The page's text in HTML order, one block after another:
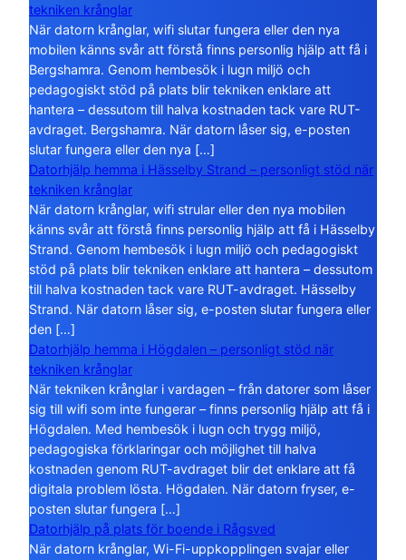
tekniken krånglar
När datorn krånglar, wifi slutar fungera eller den nya
mobilen känns svår att förstå finns personlig hjälp att få i
Bergshamra. Genom hembesök i lugn miljö och
pedagogiskt stöd på plats blir tekniken enklare att
hantera – dessutom till halva kostnaden tack vare RUT-
avdraget. Bergshamra. När datorn låser sig, e-posten
slutar fungera eller den nya […]
Datorhjälp hemma i Hässelby Strand – personligt stöd när
tekniken krånglar
När datorn krånglar, wifi strular eller den nya mobilen
känns svår att förstå finns personlig hjälp att få i Hässelby
Strand. Genom hembesök i lugn miljö och pedagogiskt
stöd på plats blir tekniken enklare att hantera – dessutom
till halva kostnaden tack vare RUT-avdraget. Hässelby
Strand. När datorn låser sig, e-posten slutar fungera eller
den […]
Datorhjälp hemma i Högdalen – personligt stöd när
tekniken krånglar
När tekniken krånglar i vardagen – från datorer som låser
sig till wifi som inte fungerar – finns personlig hjälp att få i
Högdalen. Med hembesök i lugn och trygg miljö,
pedagogiska förklaringar och möjlighet till halva
kostnaden genom RUT-avdraget blir det enklare att få
digitala problem lösta. Högdalen. När datorn fryser, e-
posten slutar fungera […]
Datorhjälp på plats för boende i Rågsved
När datorn krånglar, Wi-Fi-uppkopplingen svajar eller